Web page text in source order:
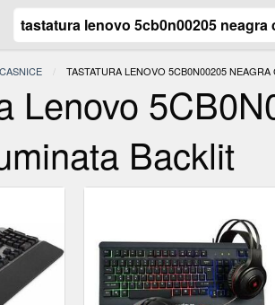
ACTUAL:
TASTATURA LENOVO 5CB0N00205
Lenovo
Backlit